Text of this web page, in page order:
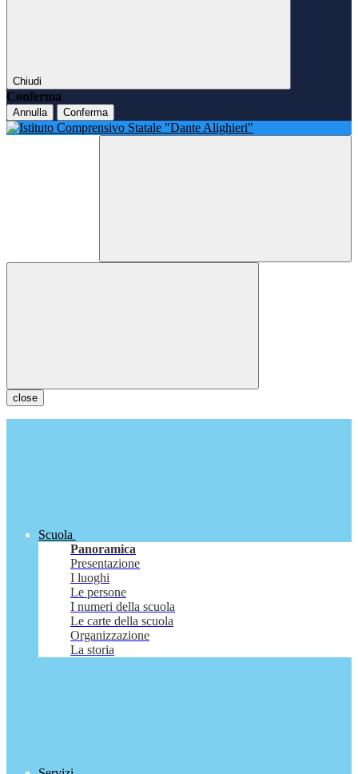
Chiudi
Conferma
Annulla Conferma
close
Scuola
Panoramica
Presentazione
I luoghi
Le persone
I numeri della scuola
Le carte della scuola
Organizzazione
La storia